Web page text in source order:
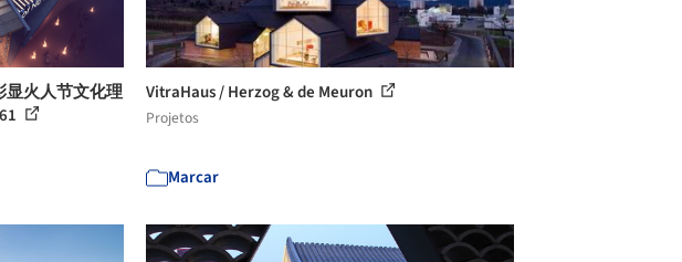
显火人节文化理
VitraHaus / Herzog & de Meuron
Projetos
Marcar